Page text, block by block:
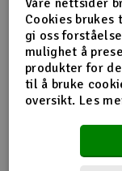
nybegynnerutstyr
leverandør. Da
Modellers tidlig
gjorde det mulig
spesialprodukter
større byer.
Cookies brukes
gi oss
mulighet å
produkter for
til å bruke
oversikt. Les